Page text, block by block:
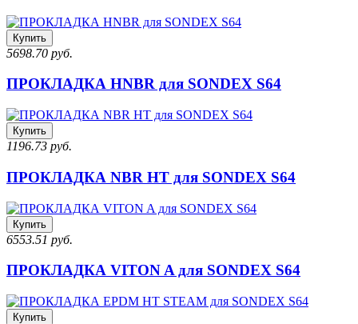
Купить
5698.70 руб.
ПРОКЛАДКА HNBR для SONDEX S64
Купить
1196.73 руб.
ПРОКЛАДКА NBR HT для SONDEX S64
Купить
6553.51 руб.
ПРОКЛАДКА VITON A для SONDEX S64
Купить